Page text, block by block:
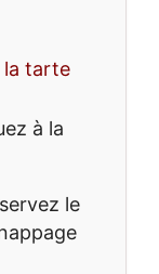
la tarte
à la
le